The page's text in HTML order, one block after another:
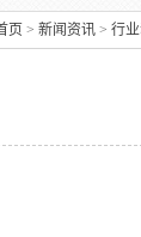
页 > 新闻资讯 > 行